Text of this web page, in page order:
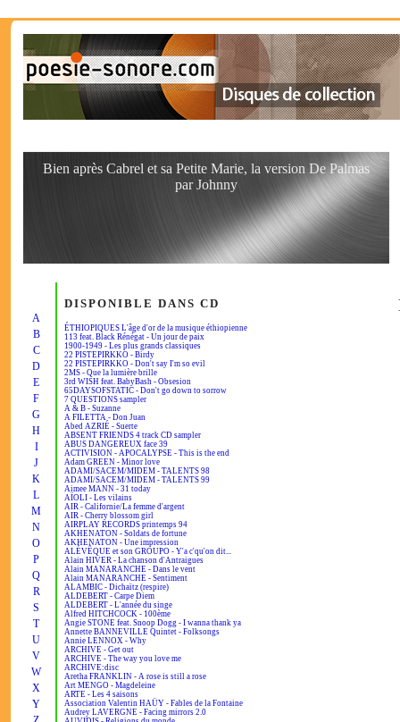
Bien après Cabrel et sa Petite Marie, la version De Palmas
par Johnny
A
B
C
D
E
F
G
H
I
J
K
L
M
N
O
P
Q
R
S
T
U
V
W
X
Y
DISPONIBLE DANS CD
ÉTHIOPIQUES L'âge d'or de la musique éthiopienne
113 feat. Black Rénégat - Un jour de paix
1900-1949 - Les plus grands classiques
22 PISTEPIRKKO - Birdy
22 PISTEPIRKKO - Don't say I'm so evil
2MS - Que la lumière brille
3rd WISH feat. BabyBash - Obsesion
65DAYSOFSTATIC - Don't go down to sorrow
7 QUESTIONS sampler
A & B - Suzanne
A FILETTA - Don Juan
Abed AZRIÉ - Suerte
ABSENT FRIENDS 4 track CD sampler
ABUS DANGEREUX face 39
ACTIVISION - APOCALYPSE - This is the end
Adam GREEN - Minor love
ADAMI/SACEM/MIDEM - TALENTS 98
ADAMI/SACEM/MIDEM - TALENTS 99
Aimee MANN - 31 today
AÏOLI - Les vilains
AIR - Californie/La femme d'argent
AIR - Cherry blossom girl
AIRPLAY RECORDS printemps 94
AKHENATON - Soldats de fortune
AKHENATON - Une impression
ALÉVÊQUE et son GROUPO - Y'a c'qu'on dit...
Alain HIVER - La chanson d'Antraigues
Alain MANARANCHE - Dans le vent
Alain MANARANCHE - Sentiment
ALAMBIC - Dichaïtz (respire)
ALDEBERT - Carpe Diem
ALDEBERT - L'année du singe
Alfred HITCHCOCK - 100ème
Angie STONE feat. Snoop Dogg - I wanna thank ya
Annette BANNEVILLE Quintet - Folksongs
Annie LENNOX - Why
ARCHIVE - Get out
ARCHIVE - The way you love me
ARCHIVE:disc
Aretha FRANKLIN - A rose is still a rose
Art MENGO - Magdeleine
ARTE - Les 4 saisons
Association Valentin HAÜY - Fables de la Fontaine
Audrey LAVERGNE - Facing mirrors 2.0